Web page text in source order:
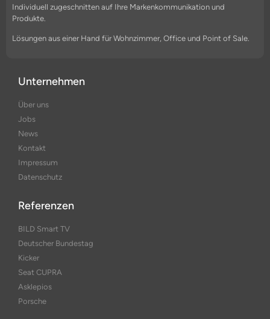
Individuell zugeschnitten auf Ihre Markenkommunikation und
Produkte.
Lösungen aus einer Hand für Wohnzimmer, Office und Point of Sale.
Unternehmen
Über uns
Jobs
News
Kontakt
Impressum
Datenschutz
Referenzen
BILD Smart TV
Deutscher Bundestag
Kicker
Seat CUPRA
Asklepios
Porsche